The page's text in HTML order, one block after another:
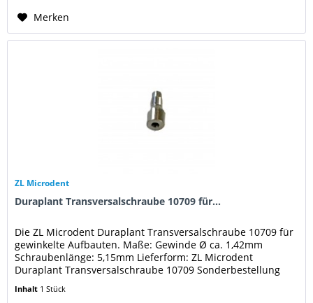
Merken
ZL Microdent
Duraplant Transversalschraube 10709 für...
Die ZL Microdent Duraplant Transversalschraube 10709 für
gewinkelte Aufbauten. Maße: Gewinde Ø ca. 1,42mm
Schraubenlänge: 5,15mm Lieferform: ZL Microdent
Duraplant Transversalschraube 10709 Sonderbestellung
Inhalt 1 Stück